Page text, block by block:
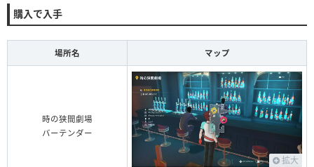
購入で入手
場所名 マップ
時の狭間劇場
バーテンダー
拡大